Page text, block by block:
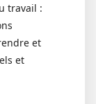
travail :
et
et